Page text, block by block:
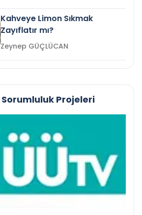
Kahveye Limon Sıkmak
Zayıflatır mı?
Zeynep GÜÇLÜCAN
Sorumluluk Projeleri